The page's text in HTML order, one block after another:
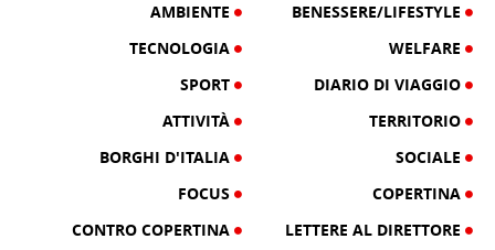
AMBIENTE
BENESSERE/LIFESTYLE
TECNOLOGIA
WELFARE
SPORT
DIARIO DI VIAGGIO
ATTIVITÀ
TERRITORIO
BORGHI D'ITALIA
SOCIALE
FOCUS
COPERTINA
CONTRO COPERTINA
LETTERE AL DIRETTORE